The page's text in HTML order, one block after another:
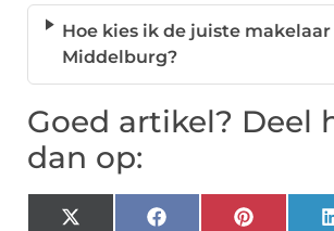
Hoe kies ik de juiste makelaar
Middelburg?
Goed artikel? Deel
dan op:
X
Facebook